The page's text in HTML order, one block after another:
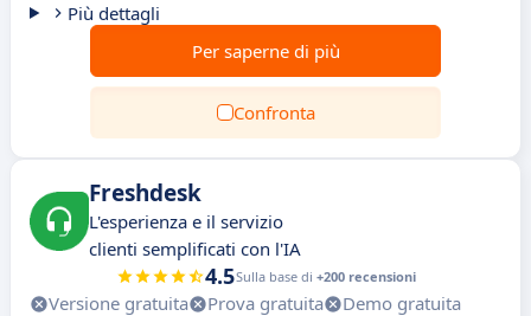
Più dettagli
Per saperne di più
Confronta
Freshdesk
L'esperienza e il servizio
clienti semplificati con l'IA
4.5Sulla base di +200 recensioni
Versione gratuita Prova gratuita
Demo gratuita